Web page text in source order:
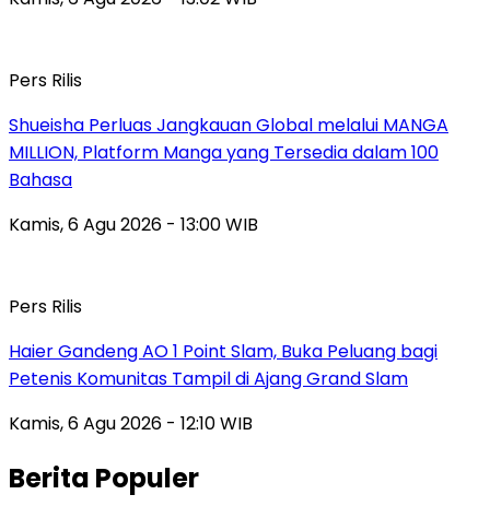
Pers Rilis
Shueisha Perluas Jangkauan Global melalui MANGA
MILLION, Platform Manga yang Tersedia dalam 100
Bahasa
Kamis, 6 Agu 2026 - 13:00 WIB
Pers Rilis
Haier Gandeng AO 1 Point Slam, Buka Peluang bagi
Petenis Komunitas Tampil di Ajang Grand Slam
Kamis, 6 Agu 2026 - 12:10 WIB
Berita Populer